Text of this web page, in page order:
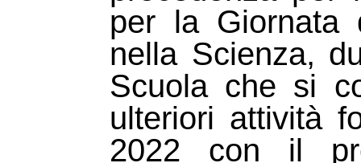
per la Giornata
nella Scienza,
Scuola che si
ulteriori attività
2022 con il